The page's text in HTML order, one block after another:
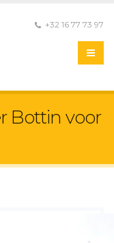
+32 16 77 73 97
Bottin voor